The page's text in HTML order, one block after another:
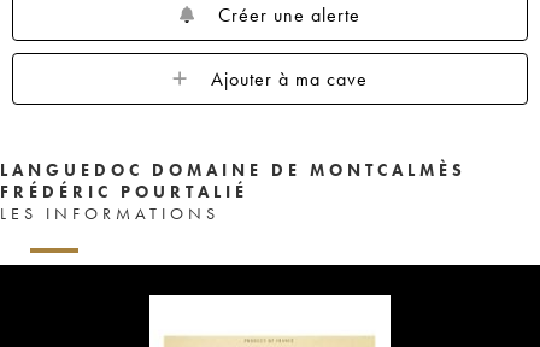
Créer une alerte
Ajouter à ma cave
LANGUEDOC DOMAINE DE MONTCALMÈS
FRÉDÉRIC POURTALIÉ
LES INFORMATIONS